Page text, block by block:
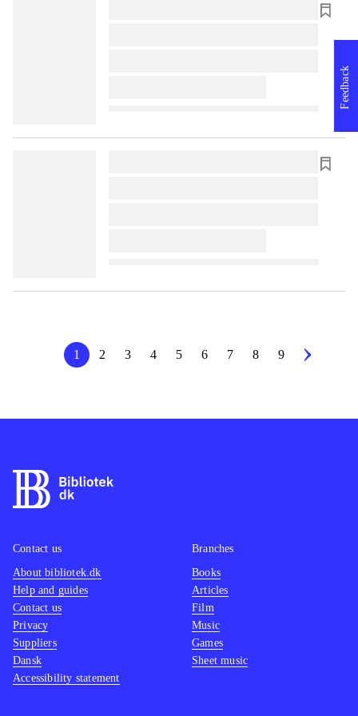
lorem ipsum dolor sit amet ...
lorem ipsum dolor sit amet ...
lorem ipsum dolor sit amet ...
lorem ipsum dolor sit amet ...
1 2 3 4 5 6 7 8 9
Feedback
Contact us
About bibliotek.dk
Help and guides
Contact us
Privacy
Suppliers
Dansk
Accessibility statement
Branches
Books
Articles
Film
Music
Games
Sheet music